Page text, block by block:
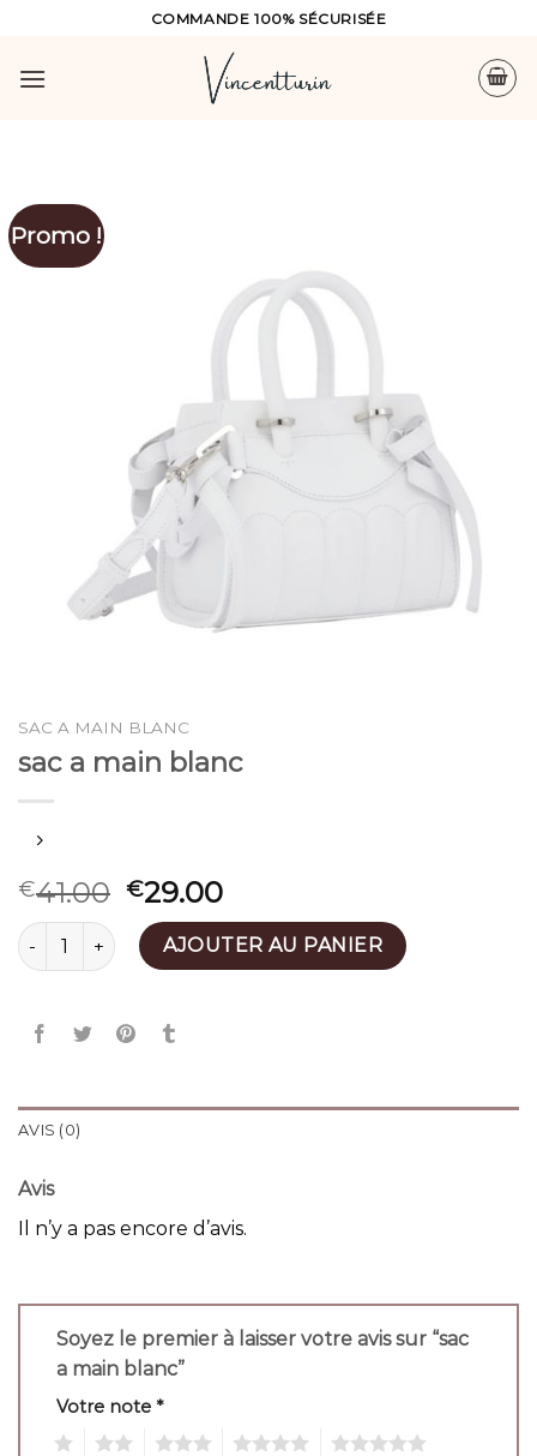
content
COMMANDE 100% SÉCURISÉE
Promo !
SAC A MAIN BLANC
sac a main blanc
€41.00 €29.00
quantité de sac a main blancAJOUTER AU PANIER
AVIS (0)
Avis
Il n’y a pas encore d’avis.
Soyez le premier à laisser votre avis sur “sac
a main blanc”
Votre note *